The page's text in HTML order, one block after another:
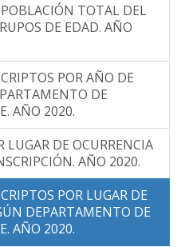
TOTAL DEL
DE EDAD. AÑO
POR AÑO DE
DE
AÑO 2020.
LUGAR DE OCURRENCIA
AÑO 2020.
POR LUGAR DE
DEPARTAMENTO DE
AÑO 2020.